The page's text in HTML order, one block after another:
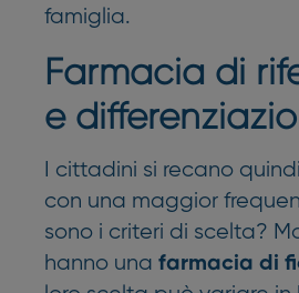
famiglia.
Farmacia di
e
I cittadini si recano
con una maggior
sono i criteri di scelta?
hanno una farmacia di